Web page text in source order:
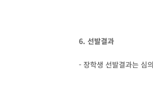
6. 선발결과
- 장학생 선발결과는 심